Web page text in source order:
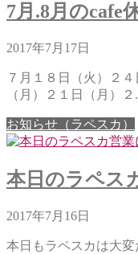
7月.8月のcafe
2017年7月17日
７月１８日（火）２
（月）２１日（月）２
お知らせ（ラペスカ）
本日のラペス
2017年7月16日
本日もラペスカは大